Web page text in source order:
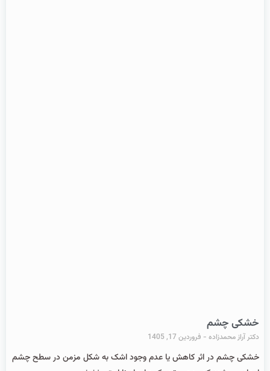
خشکی چشم
دکتر آراز محمدزاده فروردین 17, 1405
خشکی چشم در اثر کاهش یا عدم وجود اشک به شکل مزمن در سطح چشم